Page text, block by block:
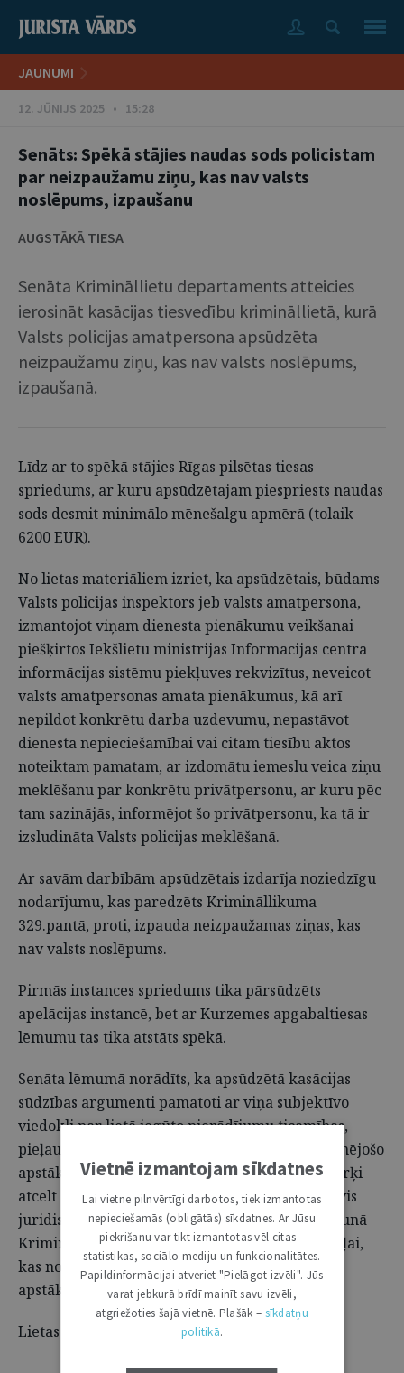
JAUNUMI
12. JŪNIJS 2025 • 15:28
Senāts: Spēkā stājies naudas sods policistam
par neizpaužamu ziņu, kas nav valsts
noslēpums, izpaušanu
AUGSTĀKĀ TIESA
Senāta Krimināllietu departaments atteicies
ierosināt kasācijas tiesvedību krimināllietā, kurā
Valsts policijas amatpersona apsūdzēta
neizpaužamu ziņu, kas nav valsts noslēpums,
izpaušanā.
Līdz ar to spēkā stājies Rīgas pilsētas tiesas
spriedums, ar kuru apsūdzētajam piespriests naudas
sods desmit minimālo mēnešalgu apmērā (tolaik –
6200 EUR).
No lietas materiāliem izriet, ka apsūdzētais, būdams
Valsts policijas inspektors jeb valsts amatpersona,
izmantojot viņam dienesta pienākumu veikšanai
piešķirtos Iekšlietu ministrijas Informācijas centra
informācijas sistēmu piekļuves rekvizītus, neveicot
valsts amatpersonas amata pienākumus, kā arī
nepildot konkrētu darba uzdevumu, nepastāvot
dienesta nepieciešamībai vai citam tiesību aktos
noteiktam pamatam, ar izdomātu iemeslu veica ziņu
meklēšanu par konkrētu privātpersonu, ar kuru pēc
tam sazinājās, informējot šo privātpersonu, ka tā ir
izsludināta Valsts policijas meklēšanā.
Ar savām darbībām apsūdzētais izdarīja noziedzīgu
nodarījumu, kas paredzēts Krimināllikuma
329.pantā, proti, izpauda neizpaužamas ziņas, kas
nav valsts noslēpums.
Pirmās instances spriedums tika pārsūdzēts
apelācijas instancē, bet ar Kurzemes apgabaltiesas
lēmumu tas tika atstāts spēkā.
Senāta lēmumā norādīts, ka apsūdzētā kasācijas
sūdzības argumenti pamatoti ar viņa subjektīvo
viedokli par lietā iegūto pierādījumu ticamības,
pieļaujamības un pietiekamības un sodu ietekmējošo
apstākļu vērtējumu. Sūdzība ir iesniegta ar mērķi
atcelt apelācijas instances tiesas nolēmumu nevis
juridisku, bet faktisku iemeslu dēļ, kas ir pretrunā
Kriminālprocesa likuma 569. panta pirmajai daļai,
kas nosaka, ka kasācijas instances tiesa lietas
apstākļus no jauna nevērtē.
Lietas Nr.: SKK266/2025 (11860001722).
Vietnē izmantojam sīkdatnes
Lai vietne pilnvērtīgi darbotos, tiek izmantotas
nepieciešamās (obligātās) sīkdatnes. Ar Jūsu
piekrišanu var tikt izmantotas vēl citas –
statistikas, sociālo mediju un funkcionalitātes.
Papildinformācijai atveriet "Pielāgot izvēli". Jūs
varat jebkurā brīdī mainīt savu izvēli,
atgriežoties šajā vietnē. Plašāk – sīkdatņu
politikā.